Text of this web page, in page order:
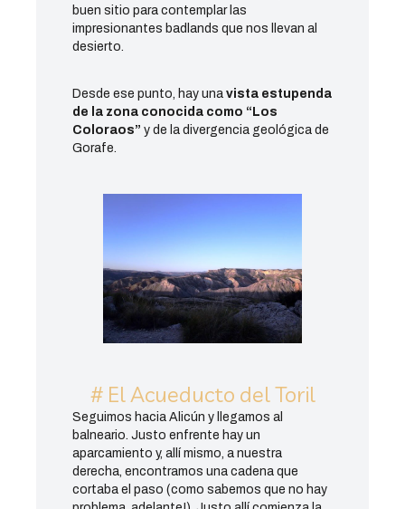
buen sitio para contemplar las
impresionantes badlands que nos llevan al
desierto.
Desde ese punto, hay una vista estupenda
de la zona conocida como “Los
Coloraos” y de la divergencia geológica de
Gorafe.
# El Acueducto del Toril
Seguimos hacia Alicún y llegamos al
balneario. Justo enfrente hay un
aparcamiento y, allí mismo, a nuestra
derecha, encontramos una cadena que
cortaba el paso (como sabemos que no hay